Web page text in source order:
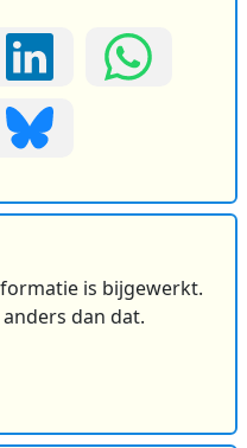
is bijgewerkt.
dan dat.